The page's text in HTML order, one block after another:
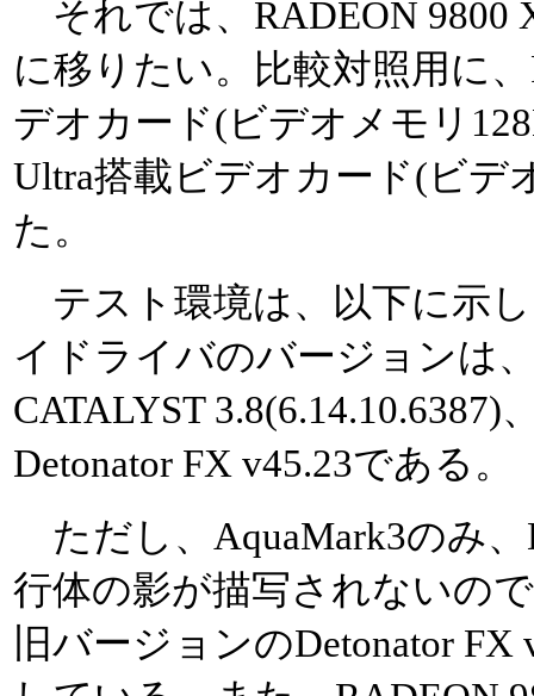
それでは、RADEON 9800
に移りたい。比較対照用に
デオカード(ビデオメモリ
Ultra搭載ビデオカード(ビデ
た。
テスト環境は、以下に示
イドライバのバージョンは
CATALYST 3.8(6.14.10.6387)
Detonator FX v45.23である。
ただし、AquaMark3のみ、
行体の影が描写されないの
旧バージョンのDetonator